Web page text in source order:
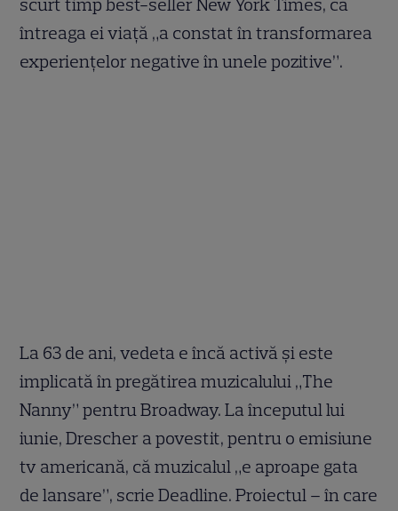
scurt timp best-seller New York Times, că
întreaga ei viață „a constat în transformarea
experiențelor negative în unele pozitive”.
La 63 de ani, vedeta e încă activă și este
implicată în pregătirea muzicalului „The
Nanny” pentru Broadway. La începutul lui
iunie, Drescher a povestit, pentru o emisiune
tv americană, că muzicalul „e aproape gata
de lansare”, scrie Deadline. Proiectul – în care